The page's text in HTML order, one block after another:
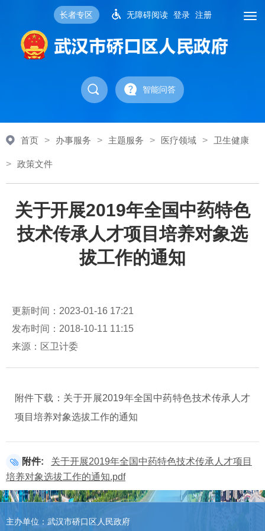
长者专区 无障碍阅读 登录 注册
智能问答
首页 > 办事服务 > 主题服务 > 医疗领域 > 卫生健康
> 政策文件
关于开展2019年全国中药特色
技术传承人才项目培养对象选
拔工作的通知
更新时间：2023-01-16 17:21
发布时间：2018-10-11 11:15
来源：区卫计委
附件下载：关于开展2019年全国中药特色技术传承人才
项目培养对象选拔工作的通知
附件:
关于开展2019年全国中药特色技术传承人才项目
培养对象选拔工作的通知.pdf
主办单位：武汉市硚口区人民政府